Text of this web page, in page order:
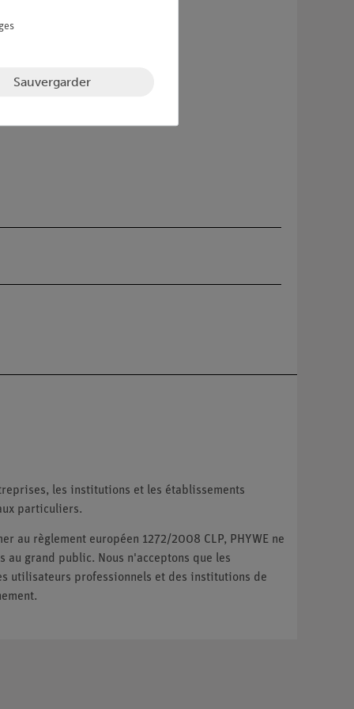
les institutions et les établissements
particuliers.
au règlement européen 1272/2008 CLP, PHYWE ne
grand public. Nous n'acceptons que les
utilisateurs professionnels et des institutions de
Sauvergarder